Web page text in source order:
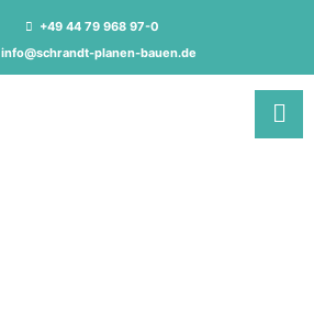
+49 44 79 968 97-0
info@schrandt-planen-bauen.de